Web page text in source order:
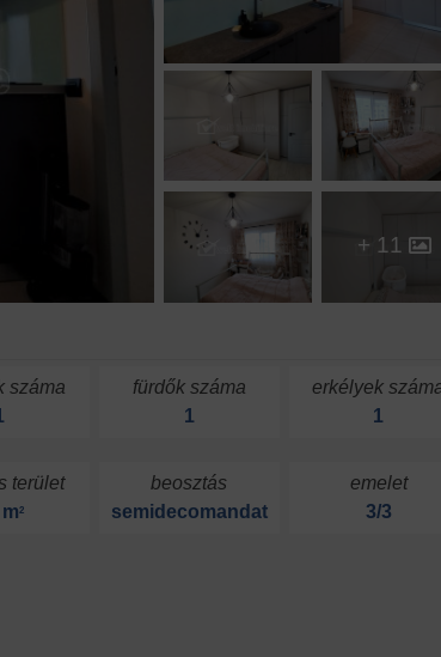
+ 11
száma
fürdők száma
1
erkélyek
1
terület
2
beosztás
semidecomandat
emelet
3/3